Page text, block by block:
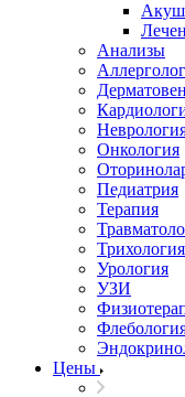
Анализы
Онкология
Педиатрия
Терапия
Трихология
Урология
УЗИ
Цены